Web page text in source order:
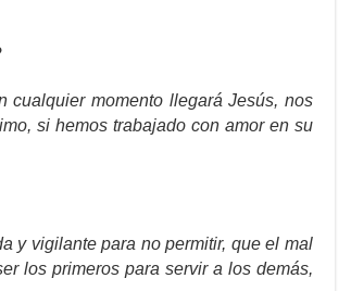
cualquier momento llegará Jesús, nos
si hemos trabajado con amor en su
y vigilante para no permitir, que el mal
los primeros para servir a los demás,